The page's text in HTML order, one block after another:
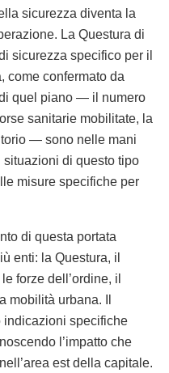
sicurezza diventa la
La Questura di
sicurezza specifico per il
come confermato da
quel piano — il numero
sanitarie mobilitate, la
— sono nelle mani
di questo tipo
misure specifiche per
di questa portata
enti: la Questura, il
forze dell’ordine, il
mobilità urbana. Il
indicazioni specifiche
l’impatto che
est della capitale.